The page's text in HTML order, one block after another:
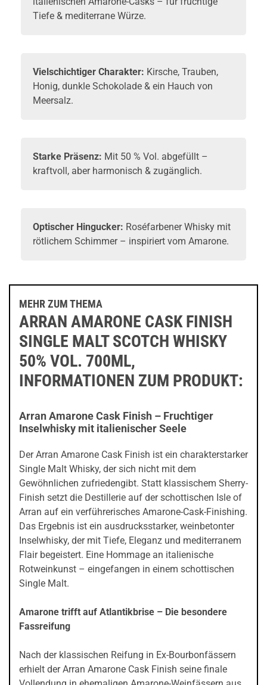
Tiefe & mediterrane Würze.
Vielschichtiger Charakter: Kirsche, Trauben,
Honig, dunkle Schokolade & ein Hauch von
Meersalz.
Starke Präsenz: Mit 50 % Vol. abgefüllt –
kraftvoll, aber harmonisch & zugänglich.
Optischer Hingucker: Roséfarbener Whisky mit
rötlichem Schimmer – inspiriert vom Amarone.
MEHR ZUM THEMA
ARRAN AMARONE CASK FINISH
SINGLE MALT SCOTCH WHISKY
50% VOL. 700ML,
INFORMATIONEN ZUM PRODUKT:
Arran Amarone Cask Finish – Fruchtiger
Inselwhisky mit italienischer Seele
Der Arran Amarone Cask Finish ist ein charakterstarker
Single Malt Whisky, der sich nicht mit dem
Gewöhnlichen zufriedengibt. Statt klassischem Sherry-
Finish setzt die Destillerie auf der schottischen Isle of
Arran auf ein verführerisches Amarone-Cask-Finishing.
Das Ergebnis ist ein ausdrucksstarker, weinbetonter
Inselwhisky, der mit Tiefe, Eleganz und mediterranem
Flair begeistert. Eine Hommage an italienische
Rotweinkunst – eingefangen in einem schottischen
Single Malt.
Amarone trifft auf Atlantikbrise – Die besondere
Fassreifung
Nach der klassischen Reifung in Ex-Bourbonfässern
erhielt der Arran Amarone Cask Finish seine finale